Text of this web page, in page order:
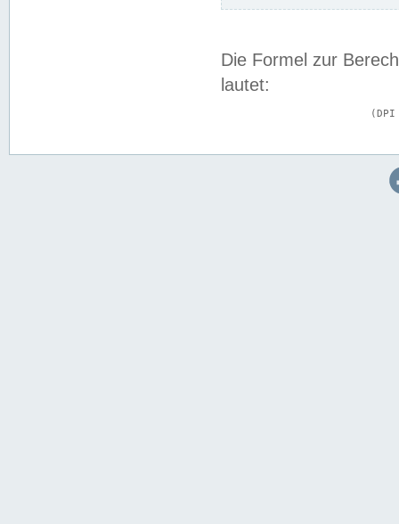
Die Formel zur
lautet: